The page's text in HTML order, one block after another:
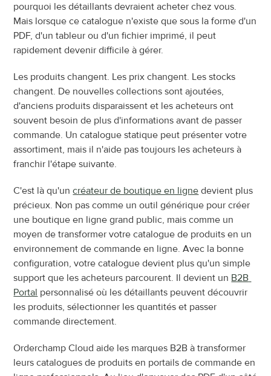
pourquoi les détaillants devraient acheter chez vous.
Mais lorsque ce catalogue n'existe que sous la forme d'un
PDF, d'un tableur ou d'un fichier imprimé, il peut
rapidement devenir difficile à gérer.
Les produits changent. Les prix changent. Les stocks
changent. De nouvelles collections sont ajoutées,
d'anciens produits disparaissent et les acheteurs ont
souvent besoin de plus d'informations avant de passer
commande. Un catalogue statique peut présenter votre
assortiment, mais il n'aide pas toujours les acheteurs à
franchir l'étape suivante.
C'est là qu'un créateur de boutique en ligne devient plus
précieux. Non pas comme un outil générique pour créer
une boutique en ligne grand public, mais comme un
moyen de transformer votre catalogue de produits en un
environnement de commande en ligne. Avec la bonne
configuration, votre catalogue devient plus qu'un simple
support que les acheteurs parcourent. Il devient un B2B
Portal personnalisé où les détaillants peuvent découvrir
les produits, sélectionner les quantités et passer
commande directement.
Orderchamp Cloud aide les marques B2B à transformer
leurs catalogues de produits en portails de commande en